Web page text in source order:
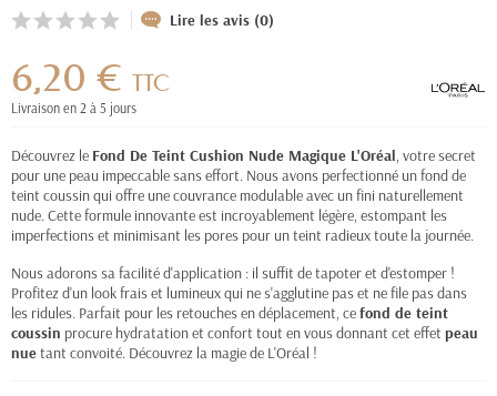
Lire les avis (0)
6,20 € TTC
Livraison en 2 à 5 jours
Découvrez le Fond De Teint Cushion Nude Magique L'Oréal, votre secret
pour une peau impeccable sans effort. Nous avons perfectionné un fond de
teint coussin qui offre une couvrance modulable avec un fini naturellement
nude. Cette formule innovante est incroyablement légère, estompant les
imperfections et minimisant les pores pour un teint radieux toute la journée.
Nous adorons sa facilité d'application : il suffit de tapoter et d'estomper !
Profitez d'un look frais et lumineux qui ne s'agglutine pas et ne file pas dans
les ridules. Parfait pour les retouches en déplacement, cefond de teint
coussin procure hydratation et confort tout en vous donnant cet effet peau
nuetant convoité. Découvrez la magie de L'Oréal !